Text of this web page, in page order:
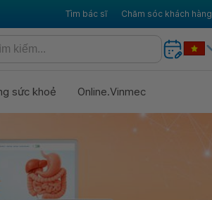
Tìm bác sĩ Chăm sóc khách hàng
sức khoẻ Online.Vinmec